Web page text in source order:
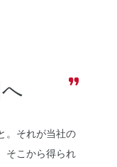
。それが当社の
そこから得られ